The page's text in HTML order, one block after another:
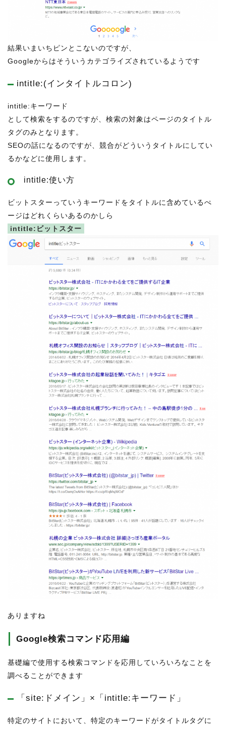
結果いまいちピンとこないのですが、
Googleからはそういうカテゴライズされているようです
intitle:(インタイトルコロン)
intitle:キーワード
として検索をするのですが、検索の対象はページのタイトル
タグのみとなります。
SEOの話になるのですが、競合がどういうタイトルにしてい
るかなどに使用します。
intitle:使い方
ビットスターっていうキーワードをタイトルに含めているぺ
ージはどれくらいあるのかしら
intitle:ビットスター
ありますね
Google検索コマンド応用編
基礎編で使用する検索コマンドを応用していろいろなことを
調べることができます
「site:ドメイン」×「intitle:キーワード」
特定のサイトにおいて、特定のキーワードがタイトルタグに